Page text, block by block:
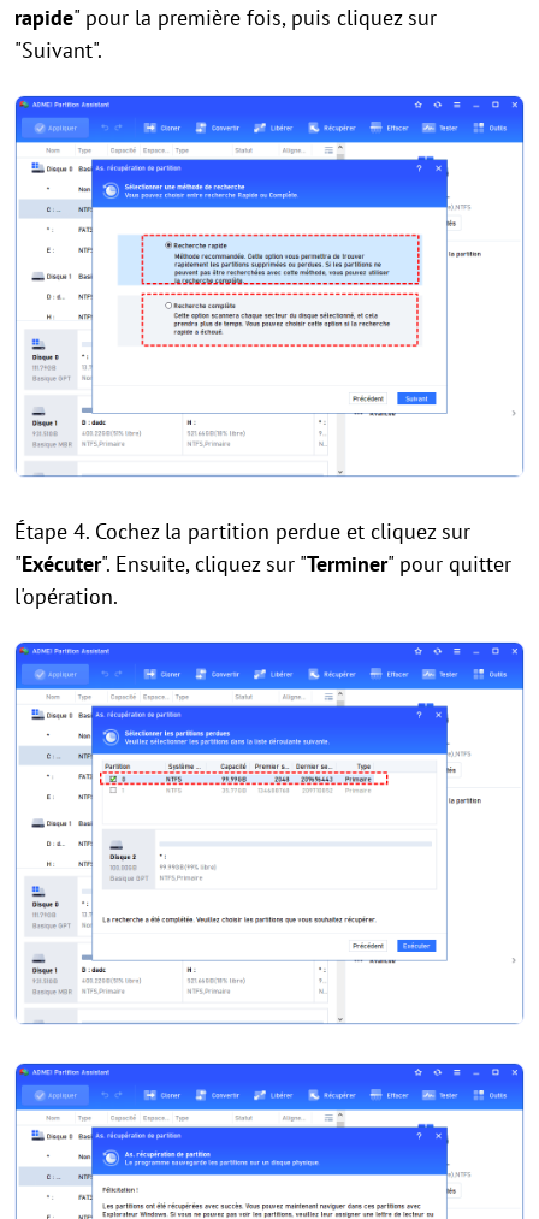
rapide" pour la première fois, puis cliquez sur
"Suivant".
Étape 4. Cochez la partition perdue et cliquez sur
"Exécuter". Ensuite, cliquez sur "Terminer" pour quitter
l'opération.